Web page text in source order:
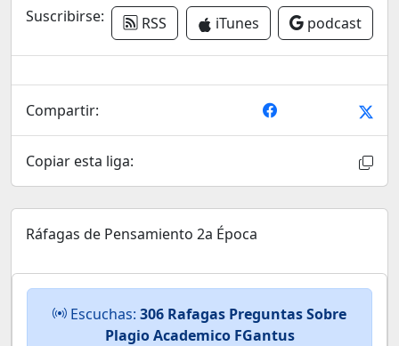
Suscribirse: RSS iTunes podcast
Compartir:
Copiar esta liga:
Ráfagas de Pensamiento 2a Época
Escuchas: 306 Rafagas Preguntas Sobre
Plagio Academico FGantus